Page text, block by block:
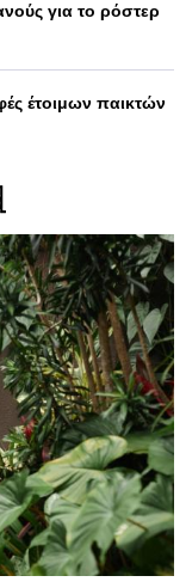
για το ρόστερ
έτοιμων παικτών